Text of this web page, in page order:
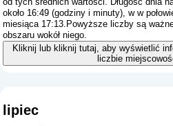
około 16:49 (godziny i minuty), w w
miesiąca 17:13.Powyższe liczby są
obszaru wokół niego.
Kliknij lub kliknij tutaj, aby wyświetlić
liczbie
lipiec